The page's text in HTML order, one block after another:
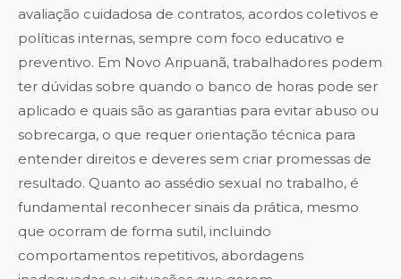
avaliação cuidadosa de contratos, acordos coletivos e
políticas internas, sempre com foco educativo e
preventivo. Em Novo Aripuanã, trabalhadores podem
ter dúvidas sobre quando o banco de horas pode ser
aplicado e quais são as garantias para evitar abuso ou
sobrecarga, o que requer orientação técnica para
entender direitos e deveres sem criar promessas de
resultado. Quanto ao assédio sexual no trabalho, é
fundamental reconhecer sinais da prática, mesmo
que ocorram de forma sutil, incluindo
comportamentos repetitivos, abordagens